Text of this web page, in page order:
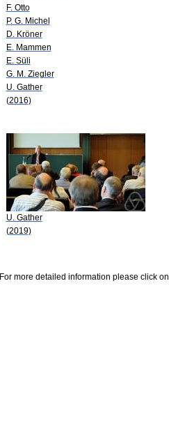
F. Otto
P. G. Michel
D. Kröner
E. Mammen
E. Süli
G. M. Ziegler
U. Gather
(2016)
U. Gather
(2019)
For more detailed information please click